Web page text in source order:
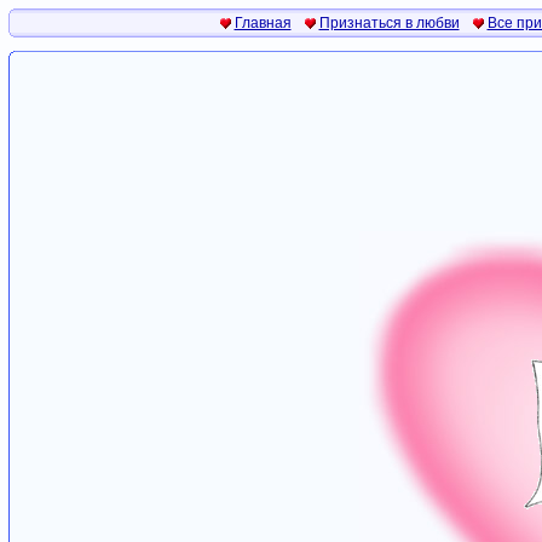
Главная Признаться в любви Все